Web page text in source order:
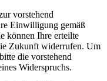
vorstehend
Einwilligung gemäß
können Ihre erteilte
Zukunft widerrufen. Um
die vorstehend
Widerspruchs.